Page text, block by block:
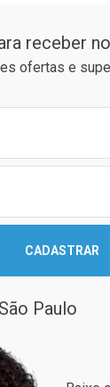
receber
ofertas e
CADASTRAR
Paulo